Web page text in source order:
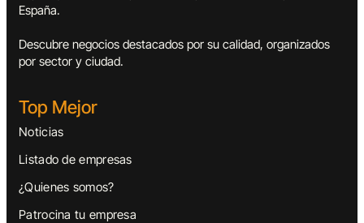
España.
Descubre negocios destacados por su calidad, organizados
por sector y ciudad.
Top Mejor
Noticias
Listado de empresas
¿Quienes somos?
Patrocina tu empresa